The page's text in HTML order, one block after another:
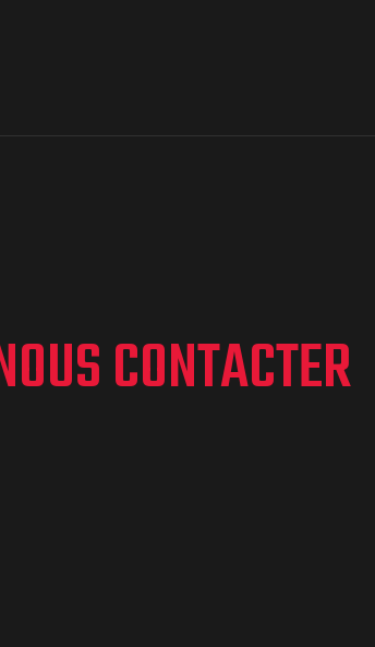
CONTACTER